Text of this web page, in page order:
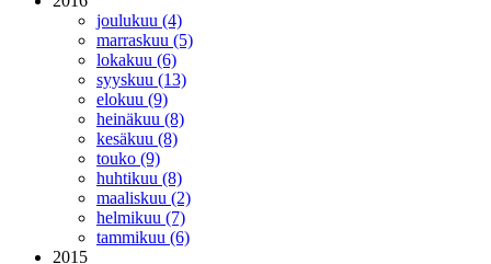
joulukuu (4)
marraskuu (5)
lokakuu (6)
syyskuu (13)
elokuu (9)
heinäkuu (8)
kesäkuu (8)
touko (9)
huhtikuu (8)
maaliskuu (2)
helmikuu (7)
tammikuu (6)
2015